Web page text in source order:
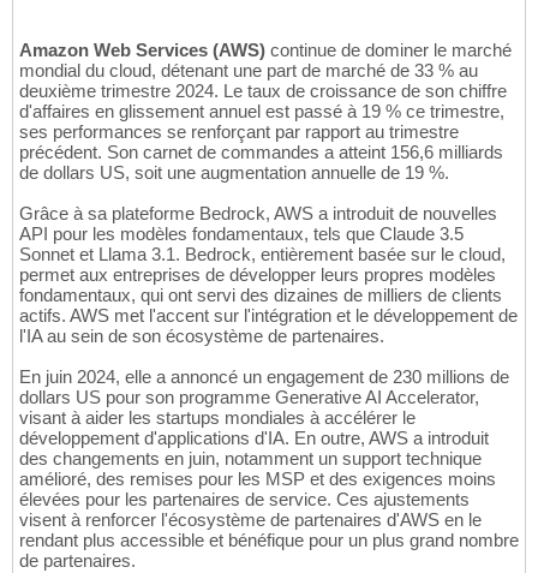
Amazon Web Services (AWS) continue de dominer le marché
mondial du cloud, détenant une part de marché de 33 % au
deuxième trimestre 2024. Le taux de croissance de son chiffre
d'affaires en glissement annuel est passé à 19 % ce trimestre,
ses performances se renforçant par rapport au trimestre
précédent. Son carnet de commandes a atteint 156,6 milliards
de dollars US, soit une augmentation annuelle de 19 %.
Grâce à sa plateforme Bedrock, AWS a introduit de nouvelles
API pour les modèles fondamentaux, tels que Claude 3.5
Sonnet et Llama 3.1. Bedrock, entièrement basée sur le cloud,
permet aux entreprises de développer leurs propres modèles
fondamentaux, qui ont servi des dizaines de milliers de clients
actifs. AWS met l'accent sur l'intégration et le développement de
l'IA au sein de son écosystème de partenaires.
En juin 2024, elle a annoncé un engagement de 230 millions de
dollars US pour son programme Generative AI Accelerator,
visant à aider les startups mondiales à accélérer le
développement d'applications d'IA. En outre, AWS a introduit
des changements en juin, notamment un support technique
amélioré, des remises pour les MSP et des exigences moins
élevées pour les partenaires de service. Ces ajustements
visent à renforcer l'écosystème de partenaires d'AWS en le
rendant plus accessible et bénéfique pour un plus grand nombre
de partenaires.